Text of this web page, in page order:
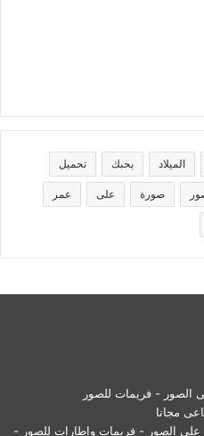
الميلاد بحبك تحميل
صورة على عمر
الصور - فريمات للصور
مجانا
على الصور - فريمات واطارات للصور -